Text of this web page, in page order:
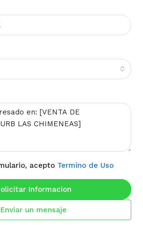
acepto Termino de Uso
Informacion
Enviar un mensaje